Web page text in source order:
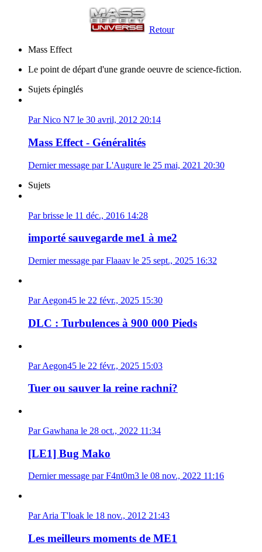
Retour
Mass Effect
Le point de départ d'une grande oeuvre de science-fiction.
Sujets épinglés
Par Nico N7 le 30 avril, 2012 20:14
Mass Effect - Généralités
Dernier message par L'Augure le 25 mai, 2021 20:30
Sujets
Par brisse le 11 déc., 2016 14:28
importé sauvegarde me1 à me2
Dernier message par Flaaav le 25 sept., 2025 16:32
Par Aegon45 le 22 févr., 2025 15:30
DLC : Turbulences à 900 000 Pieds
Par Aegon45 le 22 févr., 2025 15:03
Tuer ou sauver la reine rachni?
Par Gawhana le 28 oct., 2022 11:34
[LE1] Bug Mako
Dernier message par F4nt0m3 le 08 nov., 2022 11:16
Par Aria T'loak le 18 nov., 2012 21:43
Les meilleurs moments de ME1